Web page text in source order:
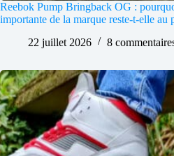
Reebok Pump Bringback OG :
importante de la marque reste-t-elle au
22 juillet 2026
8